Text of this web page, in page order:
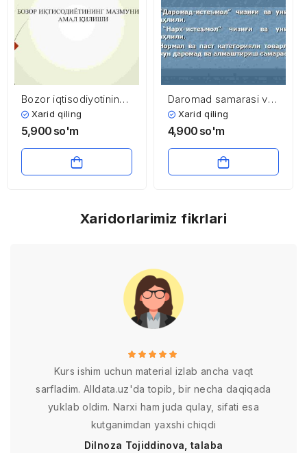
Bozor iqtisodiyotining
mazmuni va amal
qilishi
Xarid qiling
5,900 so'm
Daromad samarasi va
almashtirish samarasi
Xarid qiling
4,900 so'm
Xaridorlarimiz fikrlari
Kurs ishim uchun material izlab ancha vaqt
sarfladim. Alldata.uz'da topib, bir necha daqiqada
yuklab oldim. Narxi ham juda qulay, sifati esa
kutganimdan yaxshi chiqdi
Dilnoza Tojiddinova, talaba